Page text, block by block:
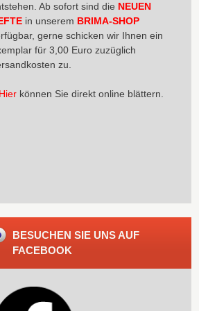
Ab sofort sind die NEUEN
in unserem BRIMA-SHOP
gerne schicken wir Ihnen ein
für 3,00 Euro zuzüglich
zu.
können Sie direkt online blättern.
BESUCHEN SIE UNS AUF
FACEBOOK